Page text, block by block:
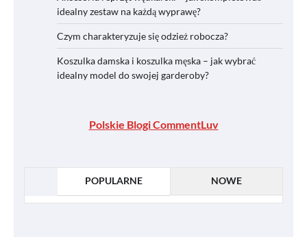
idealny zestaw na każdą wyprawę?
Czym charakteryzuje się odzież robocza?
Koszulka damska i koszulka męska – jak wybrać
idealny model do swojej garderoby?
Polskie Blogi CommentLuv
POPULARNE NOWE